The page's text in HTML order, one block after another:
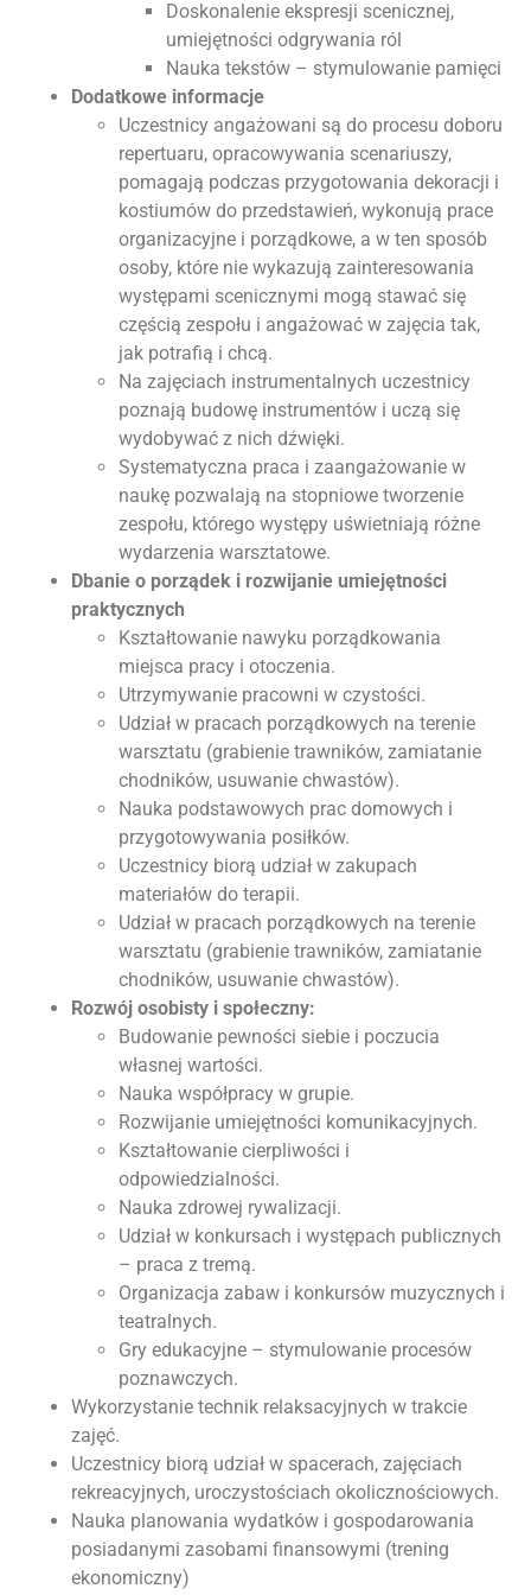
Doskonalenie ekspresji scenicznej,
umiejętności odgrywania ról
Nauka tekstów – stymulowanie pamięci
Dodatkowe informacje
Uczestnicy angażowani są do procesu doboru
repertuaru, opracowywania scenariuszy,
pomagają podczas przygotowania dekoracji i
kostiumów do przedstawień, wykonują prace
organizacyjne i porządkowe, a w ten sposób
osoby, które nie wykazują zainteresowania
występami scenicznymi mogą stawać się
częścią zespołu i angażować w zajęcia tak,
jak potrafią i chcą.
Na zajęciach instrumentalnych uczestnicy
poznają budowę instrumentów i uczą się
wydobywać z nich dźwięki.
Systematyczna praca i zaangażowanie w
naukę pozwalają na stopniowe tworzenie
zespołu, którego występy uświetniają różne
wydarzenia warsztatowe.
Dbanie o porządek i rozwijanie umiejętności
praktycznych
Kształtowanie nawyku porządkowania
miejsca pracy i otoczenia.
Utrzymywanie pracowni w czystości.
Udział w pracach porządkowych na terenie
warsztatu (grabienie trawników, zamiatanie
chodników, usuwanie chwastów).
Nauka podstawowych prac domowych i
przygotowywania posiłków.
Uczestnicy biorą udział w zakupach
materiałów do terapii.
Udział w pracach porządkowych na terenie
warsztatu (grabienie trawników, zamiatanie
chodników, usuwanie chwastów).
Rozwój osobisty i społeczny:
Budowanie pewności siebie i poczucia
własnej wartości.
Nauka współpracy w grupie.
Rozwijanie umiejętności komunikacyjnych.
Kształtowanie cierpliwości i
odpowiedzialności.
Nauka zdrowej rywalizacji.
Udział w konkursach i występach publicznych
– praca z tremą.
Organizacja zabaw i konkursów muzycznych i
teatralnych.
Gry edukacyjne – stymulowanie procesów
poznawczych.
Wykorzystanie technik relaksacyjnych w trakcie
zajęć.
Uczestnicy biorą udział w spacerach, zajęciach
rekreacyjnych, uroczystościach okolicznościowych.
Nauka planowania wydatków i gospodarowania
posiadanymi zasobami finansowymi (trening
ekonomiczny)